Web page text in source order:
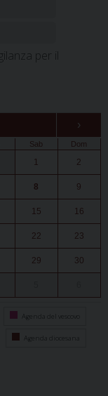
per il
›
Sab Dom
1 2
8 9
15 16
22 23
29 30
Agenda del vescovo
Agenda diocesana